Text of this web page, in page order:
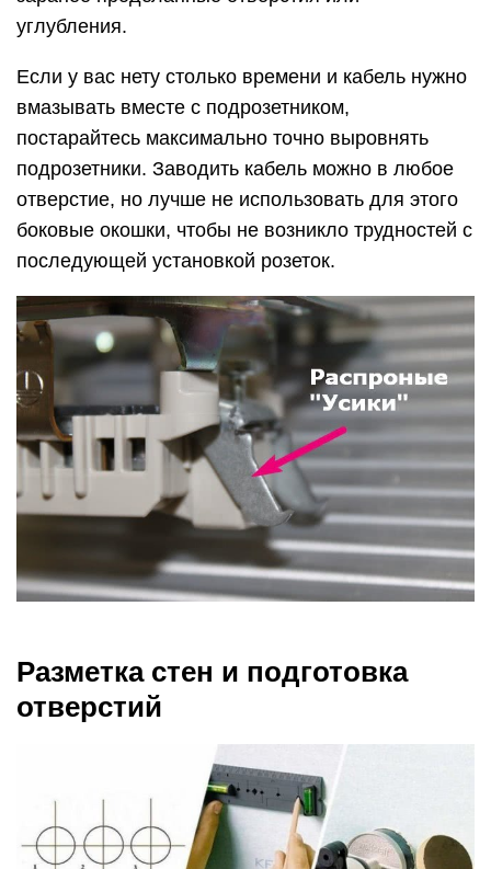
углубления.
Если у вас нету столько времени и кабель нужно
вмазывать вместе с подрозетником,
постарайтесь максимально точно выровнять
подрозетники. Заводить кабель можно в любое
отверстие, но лучше не использовать для этого
боковые окошки, чтобы не возникло трудностей с
последующей установкой розеток.
Разметка стен и подготовка
отверстий